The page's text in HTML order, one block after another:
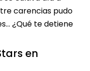
carencias pudo
¿Qué te detiene
en